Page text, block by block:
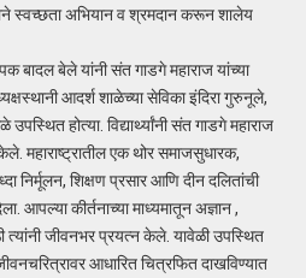
स्वच्छता अभियान व श्रमदान करून शालेय
बादल बेले यांनी संत गाडगे महाराज यांच्या
आदर्श शाळेच्या सेविका इंदिरा गुरुनूले,
होत्या. विद्यार्थ्यांनी संत गाडगे महाराज
महाराष्ट्रातील एक थोर समाजसुधारक,
निर्मूलन, शिक्षण प्रसार आणि दीन दलितांची
आपल्या कीर्तनाच्या माध्यमातून अज्ञान ,
त्यांनी जीवनभर प्रयत्न केले. यावेळी उपस्थित
जीवनचरित्रावर आधारित चित्रफित दाखविण्यात